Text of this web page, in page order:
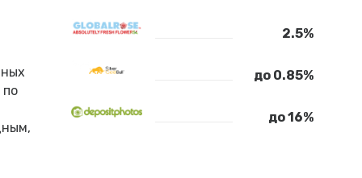
по
2.5%
до 0.85%
до 16%